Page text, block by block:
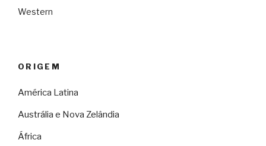
Western
ORIGEM
América Latina
Austrália e Nova Zelândia
África